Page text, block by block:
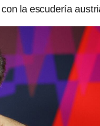
la escudería